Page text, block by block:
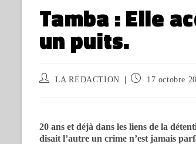
Tamba : Elle
un puits.
LA REDACTION 17 octobre
20 ans et déjà dans les liens de la
disait l’autre un crime n’est jamais